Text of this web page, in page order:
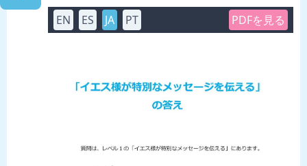
EN ES JA PT PDFを見る